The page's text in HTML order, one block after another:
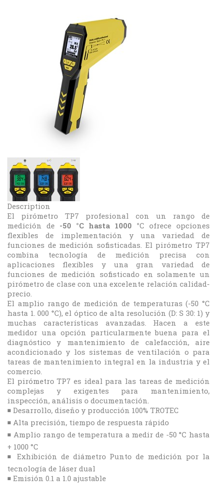
Description
El pirómetro TP7 profesional con un rango de
medición de -50 °C hasta 1000 °C ofrece opciones
flexibles de implementación y una variedad de
funciones de medición sofisticadas. El pirómetro TP7
combina tecnología de medición precisa con
aplicaciones flexibles y una gran variedad de
funciones de medición sofisticado en solamente un
pirómetro de clase con una excelente relación calidad-
precio.
El amplio rango de medición de temperaturas (-50 °C
hasta 1. 000 °C), el óptico de alta resolución (D: S 30: 1) y
muchas características avanzadas. Hacen a este
medidor una opción particularmente buena para el
diagnóstico y mantenimiento de calefacción, aire
acondicionado y los sistemas de ventilación o para
tareas de mantenimiento integral en la industria y el
comercio.
El pirómetro TP7 es ideal para las tareas de medición
complejas y exigentes para mantenimiento,
inspección, análisis o documentación.
◾ Desarrollo, diseño y producción 100% TROTEC
◾ Alta precisión, tiempo de respuesta rápido
◾ Amplio rango de temperatura a medir de -50 °C hasta
+ 1000 °C
◾ Exhibición de diámetro Punto de medición por la
tecnología de láser dual
◾ Emisión 0.1 a 1.0 ajustable